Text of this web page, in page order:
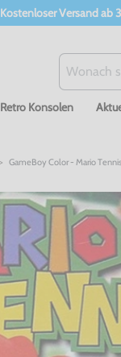
Kostenloser Versand ab
Retro Konsolen
GameBoy Color - Mario